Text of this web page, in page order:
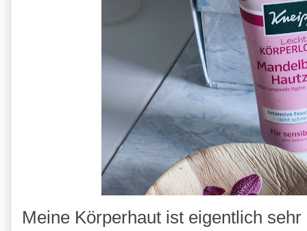
Meine Körperhaut ist eigentlich